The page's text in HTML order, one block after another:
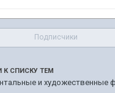
Подписчики
К СПИСКУ ТЕМ
и художественные